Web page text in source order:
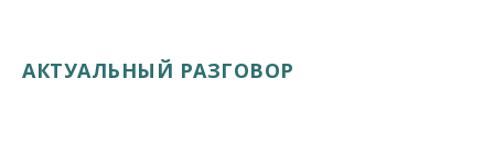
АКТУАЛЬНЫЙ РАЗГОВОР